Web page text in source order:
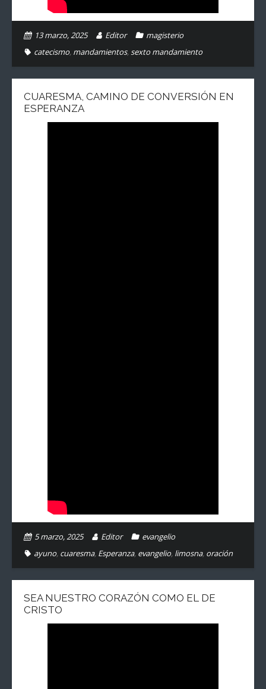
13 marzo, 2025 Editor
magisterio
catecismo, mandamientos,sexto mandamiento
CUARESMA, CAMINO DE CONVERSIÓN EN
ESPERANZA
5 marzo, 2025 Editor
evangelio
ayuno, cuaresma, Esperanza, evangelio, limosna, oración
SEA NUESTRO CORAZÓN COMO EL DE
CRISTO